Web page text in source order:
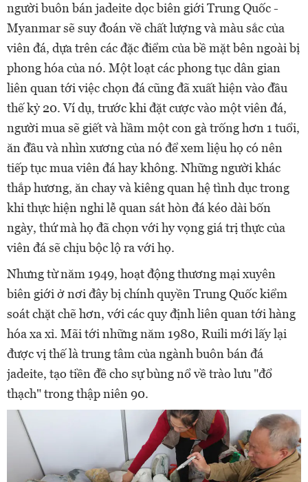
người buôn bán jadeite dọc biên giới Trung Quốc -
Myanmar sẽ suy đoán về chất lượng và màu sắc của
viên đá, dựa trên các đặc điểm của bề mặt bên ngoài bị
phong hóa của nó. Một loạt các phong tục dân gian
liên quan tới việc chọn đá cũng đã xuất hiện vào đầu
thế kỷ 20. Ví dụ, trước khi đặt cược vào một viên đá,
người mua sẽ giết và hầm một con gà trống hơn 1 tuổi,
ăn đầu và nhìn xương của nó để xem liệu họ có nên
tiếp tục mua viên đá hay không. Những người khác
thắp hương, ăn chay và kiêng quan hệ tình dục trong
khi thực hiện nghi lễ quan sát hòn đá kéo dài bốn
ngày, thứ mà họ đã chọn với hy vọng giá trị thực của
viên đá sẽ chịu bộc lộ ra với họ.
Nhưng từ năm 1949, hoạt động thương mại xuyên
biên giới ở nơi đây bị chính quyền Trung Quốc kiểm
soát chặt chẽ hơn, với các quy định liên quan tới hàng
hóa xa xỉ. Mãi tới những năm 1980, Ruili mới lấy lại
được vị thế là trung tâm của ngành buôn bán đá
jadeite, tạo tiền đề cho sự bùng nổ về trào lưu "đổ
thạch" trong thập niên 90.